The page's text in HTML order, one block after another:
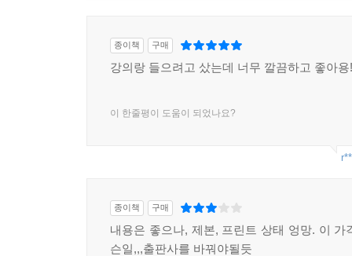
UNIT 4 자치단체에 대한 국가감독(중앙통제)
UNIT 5 정부 간 분쟁과 조정
진도별 기출 100제
종이책 구매
강의랑 들으려고 샀는데 너무 깔끔하고 좋아용!
이 한줄평이 도움이 되었나요?
종이책 구매
내용은 좋으나, 제본, 프린트 상태 엉망. 이 가
슨일,,,출판사를 바꿔야될듯